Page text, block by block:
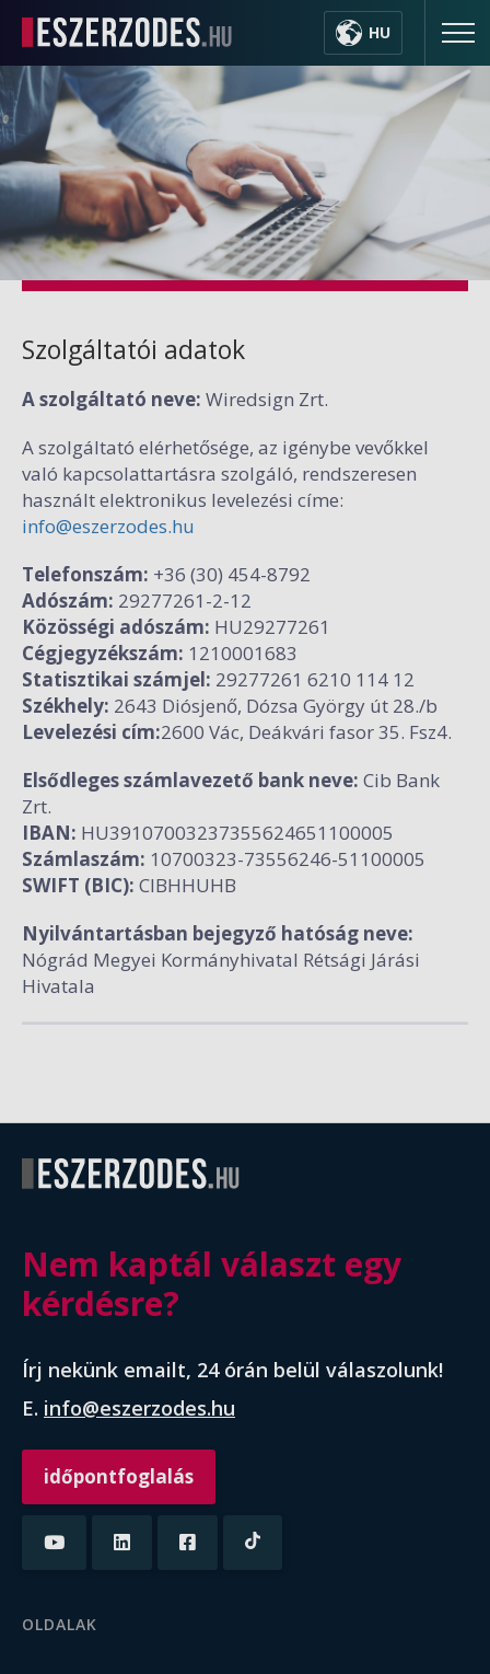
HU
Szolgáltatói adatok
A szolgáltató neve: Wiredsign Zrt.
A szolgáltató elérhetősége, az igénybe vevőkkel
való kapcsolattartásra szolgáló, rendszeresen
használt elektronikus levelezési címe:
info@eszerzodes.hu
Telefonszám: +36 (30) 454-8792
Adószám: 29277261-2-12
Közösségi adószám: HU29277261
Cégjegyzékszám: 1210001683
Statisztikai számjel: 29277261 6210 114 12
Székhely: 2643 Diósjenő, Dózsa György út 28./b
Levelezési cím:2600 Vác, Deákvári fasor 35. Fsz4.
Elsődleges számlavezető bank neve: Cib Bank
Zrt.
IBAN: HU39107003237355624651100005
Számlaszám: 10700323-73556246-51100005
SWIFT (BIC): CIBHHUHB
Nyilvántartásban bejegyző hatóság neve:
Nógrád Megyei Kormányhivatal Rétsági Járási
Hivatala
Nem kaptál választ egy
kérdésre?
Írj nekünk emailt, 24 órán belül válaszolunk!
E. info@eszerzodes.hu
időpontfoglalás
OLDALAK